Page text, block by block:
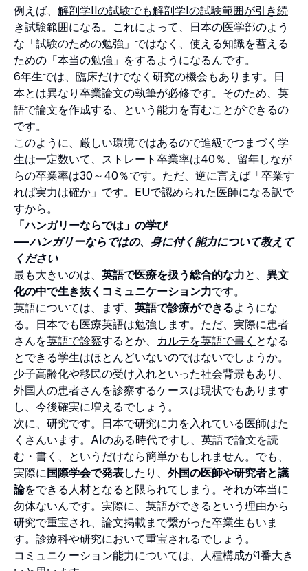
例えば、 解剖学IIの試験でも解剖学Iの試験範囲が引き続
き試験範囲になる。これによって、日本の医学部のよう
な「試験のための勉強」ではなく、使える知識を蓄える
ための「本当の勉強」をするようになるんです。
6年生では、臨床だけでなく研究の機会もあります。日
本とは異なり卒業論文の執筆が必修です。そのため、英
語で論文を作成する、という能力を育むことができるの
です。
このように、厳しい環境ではあるので進級でつまづく学
生は一定数いて、ストレート卒業率は40％、留年しなが
らの卒業率は30～40％です。ただ、逆に言えば「卒業す
れば実力は確か」です。EUで認められた医師になる訳で
すから。
「ハンガリーならでは」の学び
—-ハンガリーならではの、身に付く能力について教えて
ください
最も大きいのは、 英語で医療を扱う総合的な力と、 異文
化の中で生き抜くコミュニケーション力です。
英語については、まず、 英語で診療ができるようにな
る。日本でも医療英語は勉強します。ただ、実際に患者
さんを英語で診察するとか、 カルテを英語で書く となる
とできる学生はほとんどいないのではないでしょうか。
少子高齢化や移民の受け入れといった社会背景もあり、
外国人の患者さんを診察するケースは現状でもあります
し、今後確実に増えるでしょう。
次に、研究です。日本で研究に力を入れている医師はた
くさんいます。AIのある時代ですし、英語で論文を読
む・書く、というだけなら簡単かもしれません。でも、
実際に国際学会で発表したり、 外国の医師や研究者と議
論をできる人材となると限られてしまう。それが本当に
勿体ないんです。実際に、英語ができるという理由から
研究で重宝され、論文掲載まで繋がった卒業生もいま
す。診療科や研究において重宝されるでしょう。
コミュニケーション能力については、人種構成が1番大き